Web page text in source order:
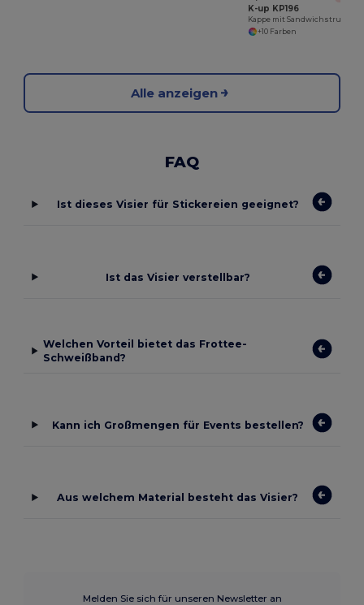
K-up KP196
+10 Farben
Alle anzeigen
FAQ
Ist dieses Visier für Stickereien geeignet?
Ist das Visier verstellbar?
Welchen Vorteil bietet das Frottee-
Schweißband?
Kann ich Großmengen für Events bestellen?
Aus welchem Material besteht das Visier?
Melden Sie sich für unseren Newsletter an